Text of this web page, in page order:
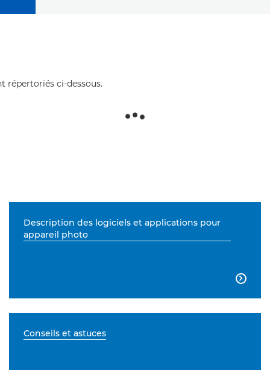
répertoriés ci-dessous.
Description des logiciels et applications pour
appareil photo

Conseils et astuces